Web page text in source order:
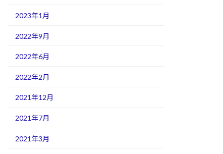
2023年1月
2022年9月
2022年6月
2022年2月
2021年12月
2021年7月
2021年3月